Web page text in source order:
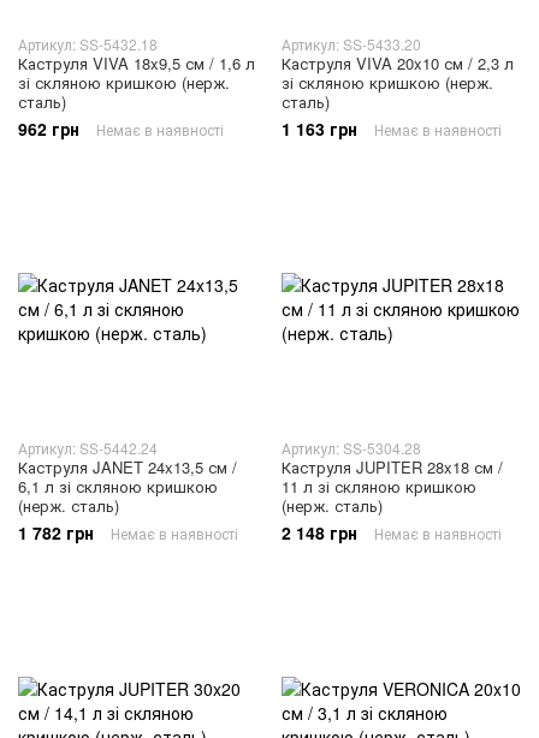
Артикул: SS-5432.18
Каструля VIVA 18x9,5 см / 1,6 л
зі скляною кришкою (нерж.
сталь)
962 грн Немає в наявності
Артикул: SS-5433.20
Каструля VIVA 20x10 см / 2,3 л
зі скляною кришкою (нерж.
сталь)
1 163 грн Немає в наявності
Артикул: SS-5442.24
Каструля JANET 24x13,5 см /
6,1 л зі скляною кришкою
(нерж. сталь)
1 782 грн Немає в наявності
Артикул: SS-5304.28
Каструля JUPITER 28x18 см /
11 л зі скляною кришкою
(нерж. сталь)
2 148 грн Немає в наявності